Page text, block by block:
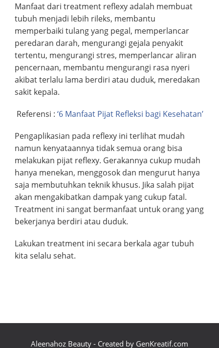
Manfaat dari treatment reflexy adalah membuat
tubuh menjadi lebih rileks, membantu
memperbaiki tulang yang pegal, memperlancar
peredaran darah, mengurangi gejala penyakit
tertentu, mengurangi stres, memperlancar aliran
pencernaan, membantu mengurangi rasa nyeri
akibat terlalu lama berdiri atau duduk, meredakan
sakit kepala.
Referensi : ‘6 Manfaat Pijat Refleksi bagi Kesehatan’
Pengaplikasian pada reflexy ini terlihat mudah
namun kenyataannya tidak semua orang bisa
melakukan pijat reflexy. Gerakannya cukup mudah
hanya menekan, menggosok dan mengurut hanya
saja membutuhkan teknik khusus. Jika salah pijat
akan mengakibatkan dampak yang cukup fatal.
Treatment ini sangat bermanfaat untuk orang yang
bekerjanya berdiri atau duduk.
Lakukan treatment ini secara berkala agar tubuh
kita selalu sehat.
Aleenahoz Beauty - Created by GenKreatif.com